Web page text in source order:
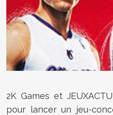
2K Games et
pour lancer un jeu-